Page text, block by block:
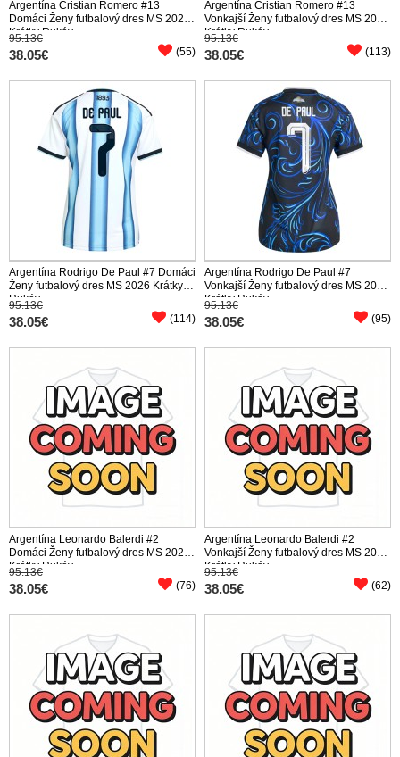
Argentína Cristian Romero #13
Domáci Ženy futbalový dres MS 2026
Krátky Rukáv
95.13€
38.05€ (55)
Argentína Cristian Romero #13
Vonkajší Ženy futbalový dres MS 2026
Krátky Rukáv
95.13€
38.05€ (113)
Argentína Rodrigo De Paul #7 Domáci
Ženy futbalový dres MS 2026 Krátky
Rukáv
95.13€
38.05€ (114)
Argentína Rodrigo De Paul #7
Vonkajší Ženy futbalový dres MS 2026
Krátky Rukáv
95.13€
38.05€ (95)
Argentína Leonardo Balerdi #2
Domáci Ženy futbalový dres MS 2026
Krátky Rukáv
95.13€
38.05€ (76)
Argentína Leonardo Balerdi #2
Vonkajší Ženy futbalový dres MS 2026
Krátky Rukáv
95.13€
38.05€ (62)